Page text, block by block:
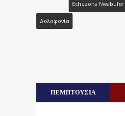
Echezona Nwabufor
Δολοφονία
ΠΕΜΠΤΟΥΣΙΑ